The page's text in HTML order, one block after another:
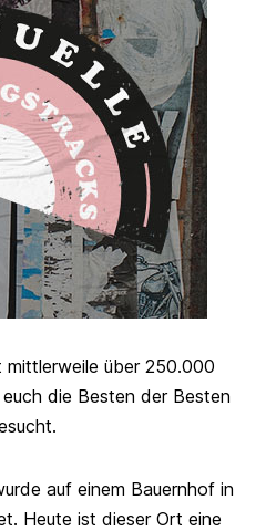
mittlerweile über 250.000
die Besten der Besten
auf einem Bauernhof in
Heute ist dieser Ort eine